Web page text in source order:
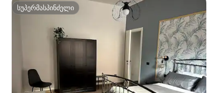
სუპერმასპინძელი
სუპერმასპინძელი